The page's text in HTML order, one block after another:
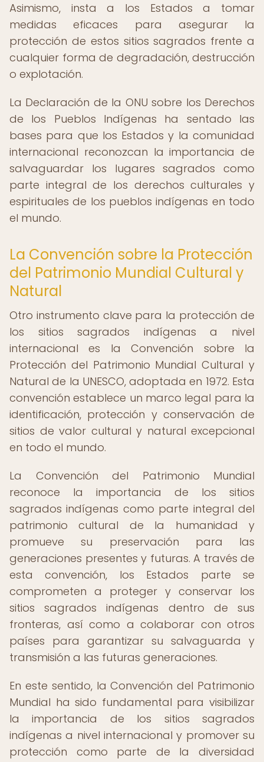
Asimismo, insta a los Estados a tomar
medidas eficaces para asegurar la
protección de estos sitios sagrados frente a
cualquier forma de degradación, destrucción
o explotación.
La Declaración de la ONU sobre los Derechos
de los Pueblos Indígenas ha sentado las
bases para que los Estados y la comunidad
internacional reconozcan la importancia de
salvaguardar los lugares sagrados como
parte integral de los derechos culturales y
espirituales de los pueblos indígenas en todo
el mundo.
La Convención sobre la Protección
del Patrimonio Mundial Cultural y
Natural
Otro instrumento clave para la protección de
los sitios sagrados indígenas a nivel
internacional es la Convención sobre la
Protección del Patrimonio Mundial Cultural y
Natural de la UNESCO, adoptada en 1972. Esta
convención establece un marco legal para la
identificación, protección y conservación de
sitios de valor cultural y natural excepcional
en todo el mundo.
La Convención del Patrimonio Mundial
reconoce la importancia de los sitios
sagrados indígenas como parte integral del
patrimonio cultural de la humanidad y
promueve su preservación para las
generaciones presentes y futuras. A través de
esta convención, los Estados parte se
comprometen a proteger y conservar los
sitios sagrados indígenas dentro de sus
fronteras, así como a colaborar con otros
países para garantizar su salvaguarda y
transmisión a las futuras generaciones.
En este sentido, la Convención del Patrimonio
Mundial ha sido fundamental para visibilizar
la importancia de los sitios sagrados
indígenas a nivel internacional y promover su
protección como parte de la diversidad